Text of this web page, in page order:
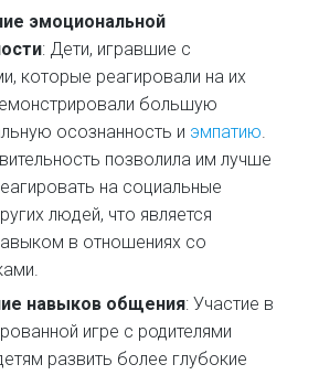
эмоциональной
: Дети, игравшие с
которые реагировали на их
большую
осознанность и эмпатию
позволила им лучше
на социальные
людей, что является
в отношениях со
навыков общения: Участие в
игре с родителями
развить более глубокие